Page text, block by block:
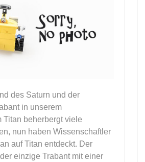
des Saturn und der
in unserem
Titan beherbergt viele
nun haben Wissenschaftler
auf Titan entdeckt. Der
einzige Trabant mit einer